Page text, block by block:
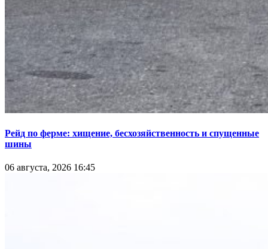
Рейд по ферме: хищение, бесхозяйственность и спущенные
шины
06 августа, 2026 16:45